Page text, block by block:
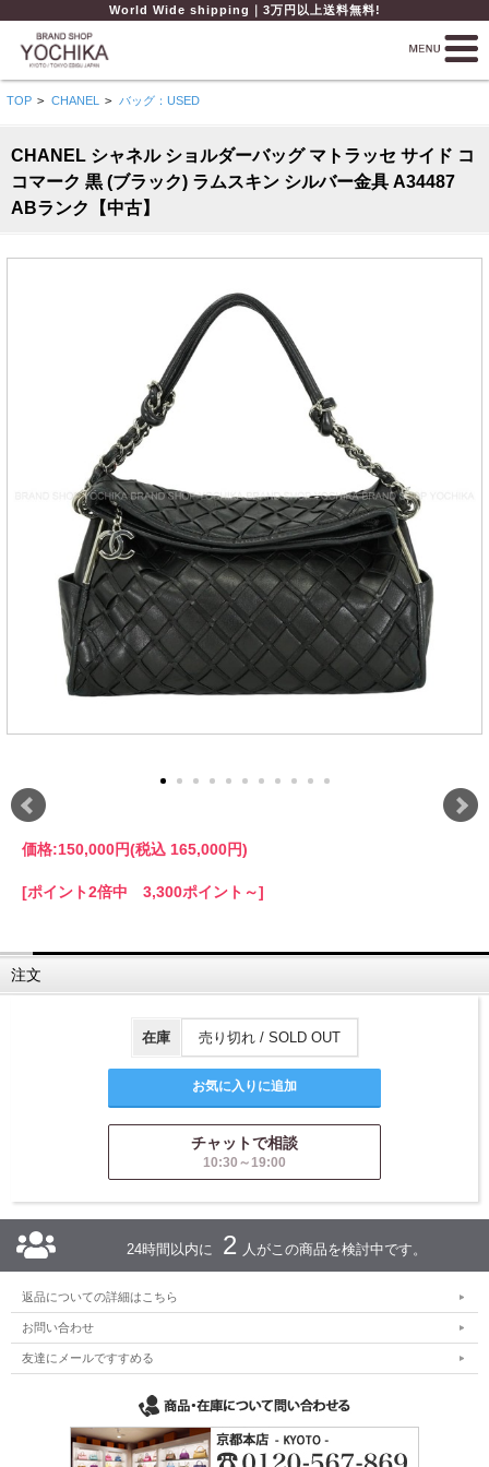
World Wide shipping｜3万円以上送料無料!
TOP > CHANEL > バッグ：USED
CHANEL シャネル ショルダーバッグ マトラッセ サイド コ
コマーク 黒 (ブラック) ラムスキン シルバー金具 A34487
ABランク【中古】
価格:150,000円(税込 165,000円)
[ポイント2倍中 3,300ポイント～]
注文
在庫 売り切れ / SOLD OUT
チャットで相談
10:30～19:00
24時間以内に 2 人がこの商品を検討中です。
返品についての詳細はこちら
お問い合わせ
友達にメールですすめる